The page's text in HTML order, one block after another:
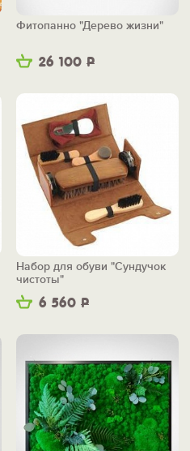
26 100 Р
Фитопанно "Дерево жизни"
6 560 Р
Набор для обуви "Сундучок
чистоты"